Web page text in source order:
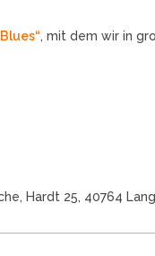
, mit dem wir in
Hardt 25, 40764